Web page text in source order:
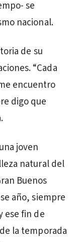
se
nacional.
de su
“Cada
encuentro
digo que
joven
natural del
Buenos
año, siempre
ese fin de
la temporada